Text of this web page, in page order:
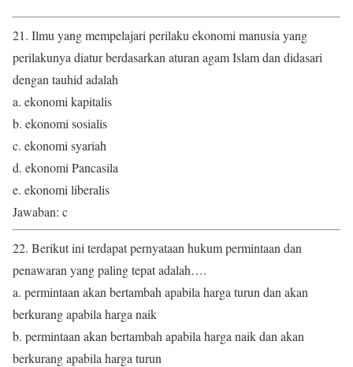
21. Ilmu yang mempelajari perilaku ekonomi manusia yang
perilakunya diatur berdasarkan aturan agam Islam dan didasari
dengan tauhid adalah
a. ekonomi kapitalis
b. ekonomi sosialis
c. ekonomi syariah
d. ekonomi Pancasila
e. ekonomi liberalis
Jawaban: c
22. Berikut ini terdapat pernyataan hukum permintaan dan
penawaran yang paling tepat adalah….
a. permintaan akan bertambah apabila harga turun dan akan
berkurang apabila harga naik
b. permintaan akan bertambah apabila harga naik dan akan
berkurang apabila harga turun